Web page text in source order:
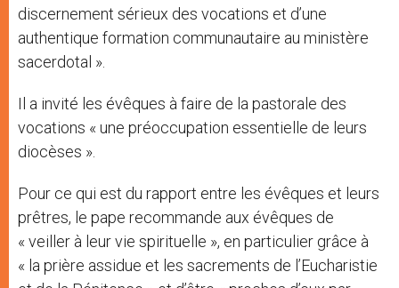
discernement sérieux des vocations et d’une
authentique formation communautaire au ministère
sacerdotal ».
Il a invité les évêques à faire de la pastorale des
vocations « une préoccupation essentielle de leurs
diocèses ».
Pour ce qui est du rapport entre les évêques et leurs
prêtres, le pape recommande aux évêques de
« veiller à leur vie spirituelle », en particulier grâce à
« la prière assidue et les sacrements de l’Eucharistie